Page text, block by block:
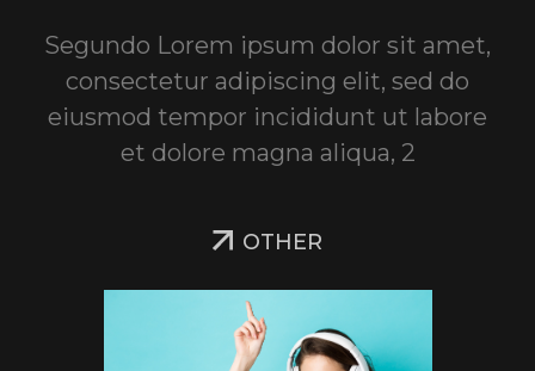
Segundo Lorem ipsum dolor sit amet,
consectetur adipiscing elit, sed do
eiusmod tempor incididunt ut labore
et dolore magna aliqua, 2
OTHER